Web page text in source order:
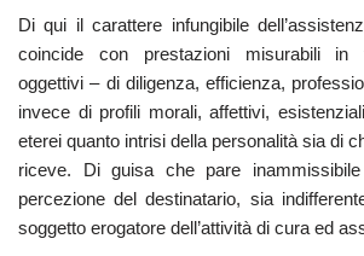
Di qui il carattere infungibile
coincide con prestazioni misurabili in
oggettivi – di diligenza, efficienza,
invece di profili morali, affettivi,
eterei quanto intrisi della personalità sia di
riceve. Di guisa che pare
percezione del destinatario, sia
soggetto erogatore dell’attività di cura ed